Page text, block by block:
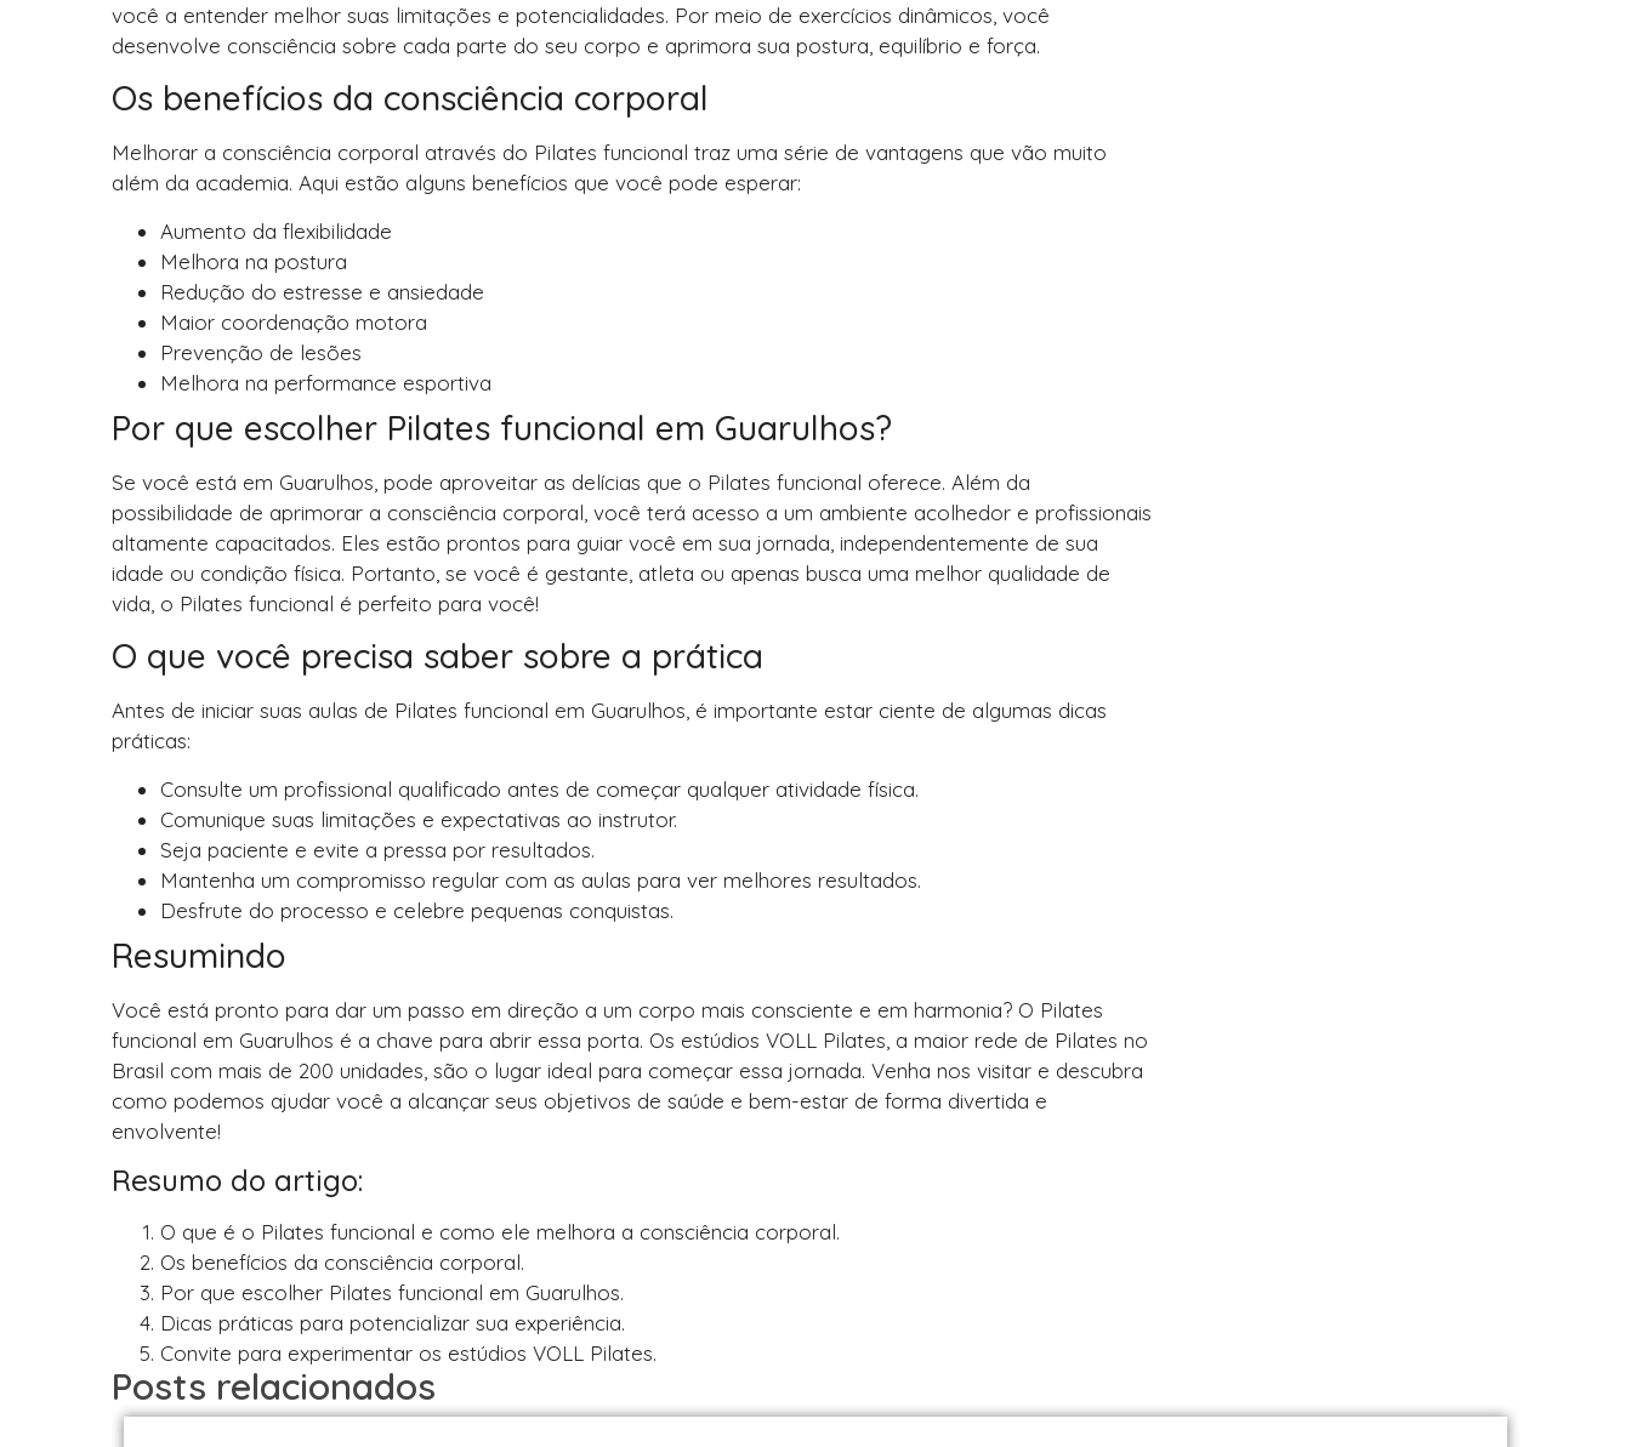
você a entender melhor suas limitações e potencialidades. Por meio de exercícios dinâmicos, você
desenvolve consciência sobre cada parte do seu corpo e aprimora sua postura, equilíbrio e força.
Os benefícios da consciência corporal
Melhorar a consciência corporal através do Pilates funcional traz uma série de vantagens que vão muito
além da academia. Aqui estão alguns benefícios que você pode esperar:
Aumento da flexibilidade
Melhora na postura
Redução do estresse e ansiedade
Maior coordenação motora
Prevenção de lesões
Melhora na performance esportiva
Por que escolher Pilates funcional em Guarulhos?
Se você está em Guarulhos, pode aproveitar as delícias que o Pilates funcional oferece. Além da
possibilidade de aprimorar a consciência corporal, você terá acesso a um ambiente acolhedor e profissionais
altamente capacitados. Eles estão prontos para guiar você em sua jornada, independentemente de sua
idade ou condição física. Portanto, se você é gestante, atleta ou apenas busca uma melhor qualidade de
vida, o Pilates funcional é perfeito para você!
O que você precisa saber sobre a prática
Antes de iniciar suas aulas de Pilates funcional em Guarulhos, é importante estar ciente de algumas dicas
práticas:
Consulte um profissional qualificado antes de começar qualquer atividade física.
Comunique suas limitações e expectativas ao instrutor.
Seja paciente e evite a pressa por resultados.
Mantenha um compromisso regular com as aulas para ver melhores resultados.
Desfrute do processo e celebre pequenas conquistas.
Resumindo
Você está pronto para dar um passo em direção a um corpo mais consciente e em harmonia? O Pilates
funcional em Guarulhos é a chave para abrir essa porta. Os estúdios VOLL Pilates, a maior rede de Pilates no
Brasil com mais de 200 unidades, são o lugar ideal para começar essa jornada. Venha nos visitar e descubra
como podemos ajudar você a alcançar seus objetivos de saúde e bem-estar de forma divertida e
envolvente!
Resumo do artigo:
O que é o Pilates funcional e como ele melhora a consciência corporal.
Os benefícios da consciência corporal.
Por que escolher Pilates funcional em Guarulhos.
Dicas práticas para potencializar sua experiência.
Convite para experimentar os estúdios VOLL Pilates.
Posts relacionados